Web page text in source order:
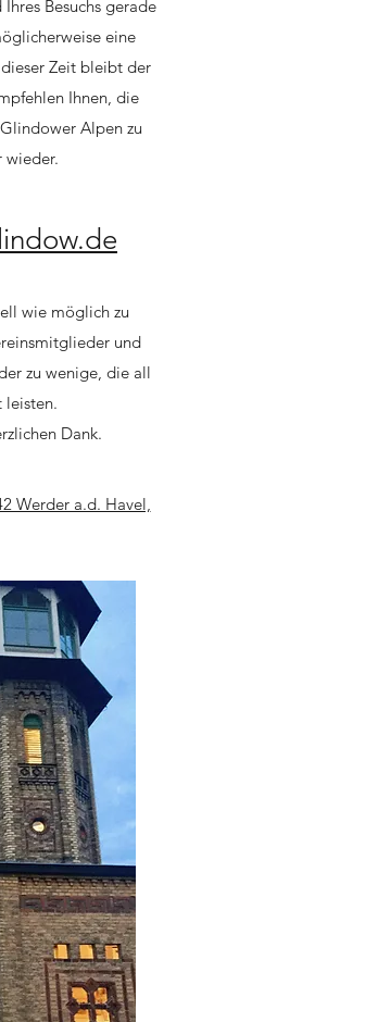
Besuchs gerade
eine
Zeit bleibt der
Ihnen, die
Alpen zu
wieder.
wie möglich zu
und
zu wenige, die all
leisten.
Dank.
Werder a.d. Havel,